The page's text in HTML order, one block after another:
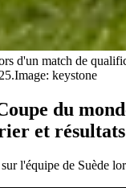
d'un match de
Image: keystone
du
et résultats
l'équipe de Suède